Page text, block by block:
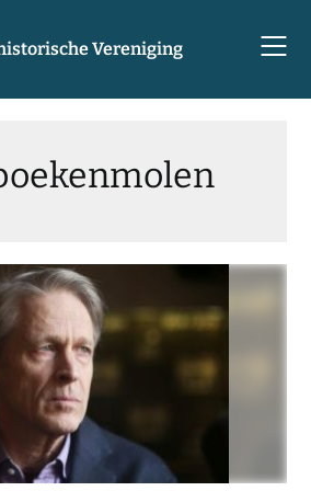
Vereniging